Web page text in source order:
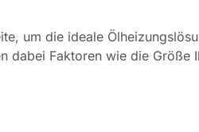
um die ideale
dabei Faktoren wie die Größe